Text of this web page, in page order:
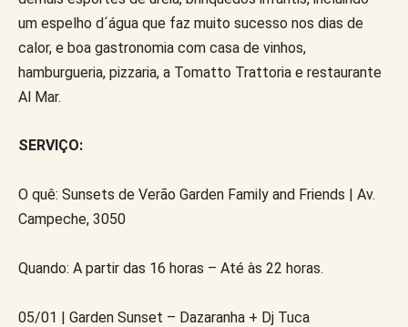
um espelho d´água que faz muito sucesso nos dias de
calor, e boa gastronomia com casa de vinhos,
hamburgueria, pizzaria, a Tomatto Trattoria e restaurante
Al Mar.
SERVIÇO:
O quê: Sunsets de Verão Garden Family and Friends | Av.
Campeche, 3050
Quando: A partir das 16 horas – Até às 22 horas.
05/01 | Garden Sunset – Dazaranha + Dj Tuca